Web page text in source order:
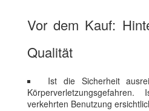
Vor dem Kauf:
Qualität
Ist die Sicherheit
verkehrten Benutzung